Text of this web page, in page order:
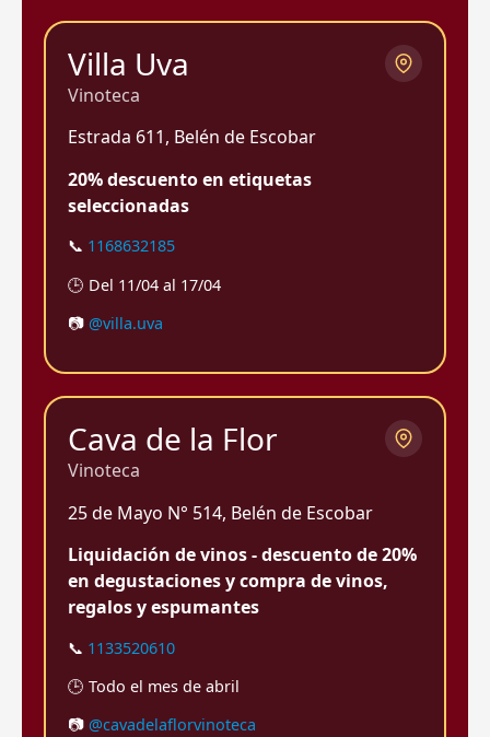
Villa Uva
Vinoteca
Estrada 611, Belén de Escobar
20% descuento en etiquetas
seleccionadas
📞 1168632185
🕒 Del 11/04 al 17/04
📷 @villa.uva
Cava de la Flor
Vinoteca
25 de Mayo N° 514, Belén de Escobar
Liquidación de vinos - descuento de 20%
en degustaciones y compra de vinos,
regalos y espumantes
📞 1133520610
🕒 Todo el mes de abril
📷 @cavadelaflorvinoteca